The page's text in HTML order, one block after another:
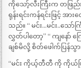
ကိုသော့်လီးကြီးက တဖြည်
ရုန်းရင်းကန်ရင်းဖြင့် အ
သည်။ “ မင်း…မင်း..သေ
လွှတ်ပါတော့” “ ကျနေ
ချစ်မိလို့ စိတ်ဖေါက်ပြန်သွာ
“မင်း ကိုယ့်တီတီ ကို ကိုယ်